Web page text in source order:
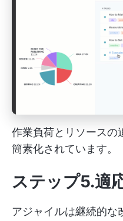
作業負荷とリソース
簡素化されています。
ステップ5.適
アジャイルは継続的な